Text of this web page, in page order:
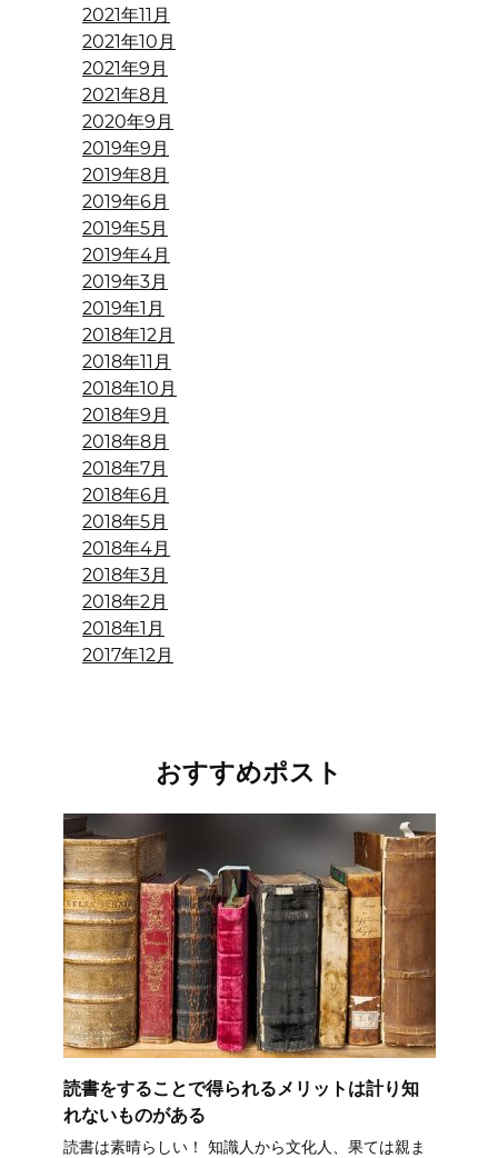
2021年11月
2021年10月
2021年9月
2021年8月
2020年9月
2019年9月
2019年8月
2019年6月
2019年5月
2019年4月
2019年3月
2019年1月
2018年12月
2018年11月
2018年10月
2018年9月
2018年8月
2018年7月
2018年6月
2018年5月
2018年4月
2018年3月
2018年2月
2018年1月
2017年12月
おすすめポスト
読書をすることで得られるメリットは計り知
れないものがある
読書は素晴らしい！ 知識人から文化人、果ては親ま